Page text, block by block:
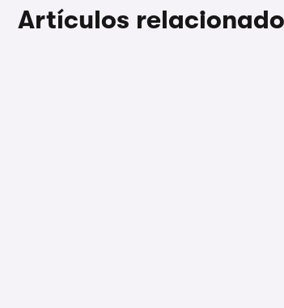
Artículos